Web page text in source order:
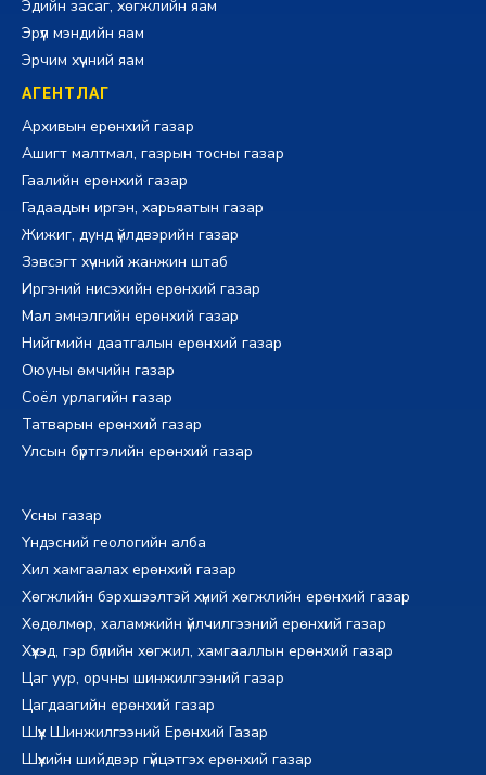
Эдийн засаг, хөгжлийн яам
Эрүүл мэндийн яам
Эрчим хүчний яам
АГЕНТЛАГ
Архивын ерөнхий газар
Ашигт малтмал, газрын тосны газар
Гаалийн ерөнхий газар
Гадаадын иргэн, харьяатын газар
Жижиг, дунд үйлдвэрийн газар
Зэвсэгт хүчний жанжин штаб
Иргэний нисэхийн ерөнхий газар
Мал эмнэлгийн ерөнхий газар
Нийгмийн даатгалын ерөнхий газар
Оюуны өмчийн газар
Соёл урлагийн газар
Татварын ерөнхий газар
Улсын бүртгэлийн ерөнхий газар
Усны газар
Үндэсний геологийн алба
Хил хамгаалах ерөнхий газар
Хөгжлийн бэрхшээлтэй хүний хөгжлийн ерөнхий газар
Хөдөлмөр, халамжийн үйлчилгээний ерөнхий газар
Хүүхэд, гэр бүлийн хөгжил, хамгааллын ерөнхий газар
Цаг уур, орчны шинжилгээний газар
Цагдаагийн ерөнхий газар
Шүүх Шинжилгээний Ерөнхий Газар
Шүүхийн шийдвэр гүйцэтгэх ерөнхий газар